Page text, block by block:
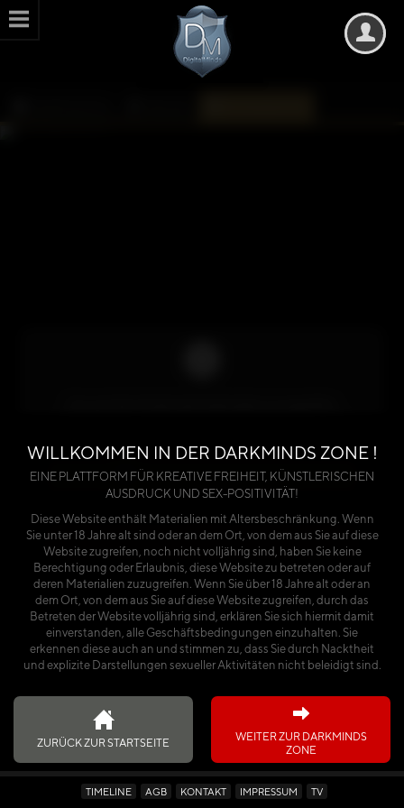
Über die Seite anmelden
Ich habe den Kalender käuflich erworben
WILLKOMMEN IN DER DARKMINDS ZONE !
EINE PLATTFORM FÜR KREATIVE FREIHEIT, KÜNSTLERISCHEN
AUSDRUCK UND SEX-POSITIVITÄT!
Diese Website enthält Materialien mit Altersbeschränkung. Wenn
Sie unter 18 Jahre alt sind oder an dem Ort, von dem aus Sie auf diese
Website zugreifen, noch nicht volljährig sind, haben Sie keine
Berechtigung oder Erlaubnis, diese Website zu betreten oder auf
deren Materialien zuzugreifen. Wenn Sie über 18 Jahre alt oder an
dem Ort, von dem aus Sie auf diese Website zugreifen, durch das
Betreten der Website volljährig sind, erklären Sie sich hiermit damit
einverstanden, alle Geschäftsbedingungen einzuhalten. Sie
erkennen diese auch an und stimmen zu, dass Sie durch Nacktheit
und explizite Darstellungen sexueller Aktivitäten nicht beleidigt sind.
ZURÜCK ZUR STARTSEITE
WEITER ZUR DARKMINDS
ZONE
TIMELINE AGB KONTAKT IMPRESSUM TV